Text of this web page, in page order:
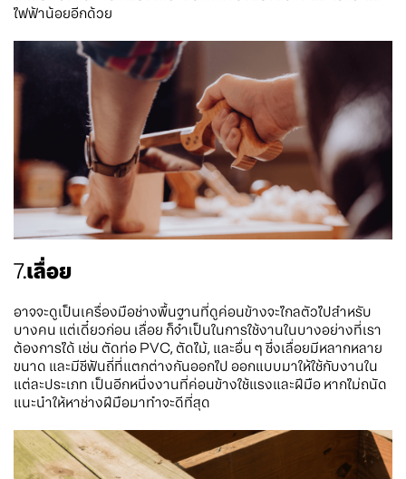
ไฟฟ้าน้อยอีกด้วย
7.เลื่อย
อาจจะดูเป็นเครื่องมือช่างพื้นฐานที่ดูค่อนข้างจะไกลตัวไปสำหรับ
บางคน แต่เดี๋ยวก่อน เลื่อย ก็จำเป็นในการใช้งานในบางอย่างที่เรา
ต้องการได้ เช่น ตัดท่อ PVC, ตัดไม้, และอื่น ๆ ซึ่งเลื่อยมีหลากหลาย
ขนาด และมีซีฟันถี่ที่แตกต่างกันออกไป ออกแบบมาให้ใช้กับงานใน
แต่ละประเภท เป็นอีกหนึ่งงานที่ค่อนข้างใช้แรงและฝีมือ หากไม่ถนัด
แนะนำให้หาช่างฝีมือมาทำจะดีที่สุด